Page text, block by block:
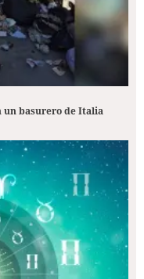
basurero de Italia